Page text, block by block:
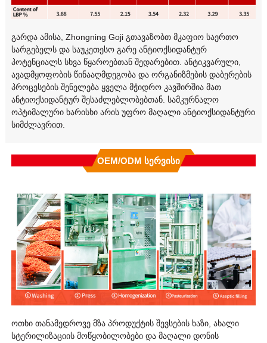
გარდა ამისა, Zhongning Goji გთავაზობთ მკაფიო საერთო
სარგებელს და საუკეთესო გარე ანტიოქსიდანტურ
პოტენციალს სხვა წყაროებთან შედარებით. ანტიკვარული,
ავადმყოფობის წინააღმდეგობა და ორგანიზმების დაბერების
პროცესების შენელება ყველა მჭიდრო კავშირშია მათ
ანტიოქსიდანტურ შესაძლებლობებთან. სამკურნალო
ოპტიმალური ხარისხი არის უფრო მაღალი ანტიოქსიდანტური
სიმძლავრით.
OEM/ODM Სერვისი
ოთხი თანამედროვე მზა პროდუქტის შევსების ხაზი, ახალი
სტერილიზაციის მოწყობილობები და მაღალი დონის